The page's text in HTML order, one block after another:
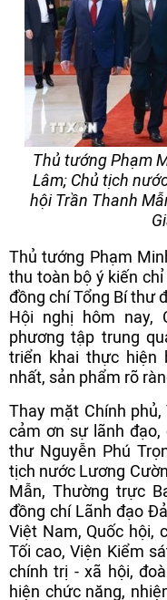
Thủ tướng Phạm
Lâm; Chủ tịch
hội Trần Thanh
Thủ tướng Phạm
thu toàn bộ ý kiến
đồng chí Tổng Bí thư
Hội nghị hôm nay,
phương tập trung
triển khai thực hiện
nhất, sản phẩm rõ
Thay mặt Chính
cảm ơn sự lãnh đạo,
thư Nguyễn Phú
tịch nước Lương
Mẫn, Thường trực
đồng chí Lãnh đạo
Việt Nam, Quốc hội,
Tối cao, Viện Kiểm
chính trị - xã hội,
hiện chức năng,